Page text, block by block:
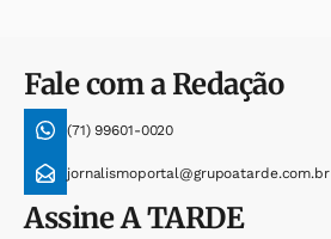
Fale com a Redação
(71) 99601-0020
jornalismoportal@grupoatarde.com.br
AssineA TARDE